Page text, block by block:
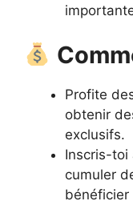
Profite
obtenir
exclusifs.
Inscris-toi
cumuler